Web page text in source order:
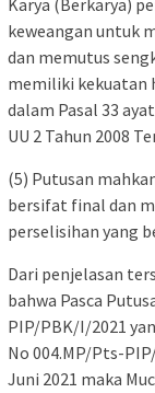
Karya (Berkarya)
keweangan untuk
dan memutus
memiliki kekuatan
dalam Pasal 33
UU 2 Tahun 2008
(5) Putusan
bersifat final dan
perselisihan yang
Dari penjelasan
bahwa Pasca
PIP/PBK/I/2021
No 004.MP/Pts-
Juni 2021 maka